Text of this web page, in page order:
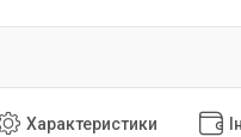
Характеристики